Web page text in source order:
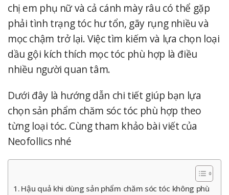
chị em phụ nữ và cả cánh mày râu có thể gặp
phải tình trạng tóc hư tổn, gãy rụng nhiều và
mọc chậm trở lại. Việc tìm kiếm và lựa chọn loại
dầu gội kích thích mọc tóc phù hợp là điều
nhiều người quan tâm.
Dưới đây là hướng dẫn chi tiết giúp bạn lựa
chọn sản phẩm chăm sóc tóc phù hợp theo
từng loại tóc. Cùng tham khảo bài viết của
Neofollicsnhé
Hậu quả khi dùng sản phẩm chăm sóc tóc không phù